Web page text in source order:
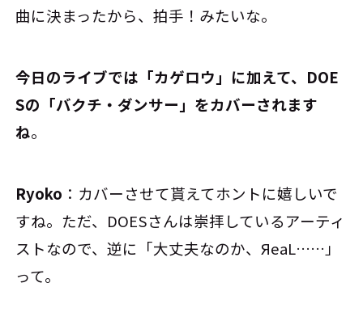
曲に決まったから、拍手！みたいな。
――今日のライブでは「カゲロウ」に加えて、DOE
Sの「バクチ・ダンサー」をカバーされます
ね。
Ryoko ：カバーさせて貰えてホントに嬉しいで
すね。ただ、DOESさんは崇拝しているアーティ
ストなので、逆に「大丈夫なのか、ЯeaL……」
って。